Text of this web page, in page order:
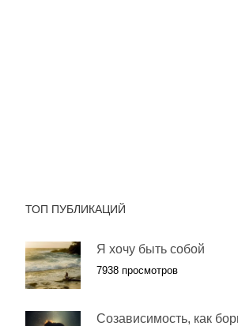
ТОП ПУБЛИКАЦИЙ
Я хочу быть собой
7938 просмотров
Созависимость, как